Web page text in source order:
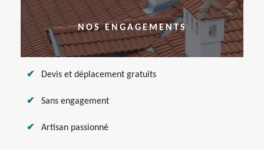
NOS ENGAGEMENTS
Devis et déplacement gratuits
Sans engagement
Artisan passionné